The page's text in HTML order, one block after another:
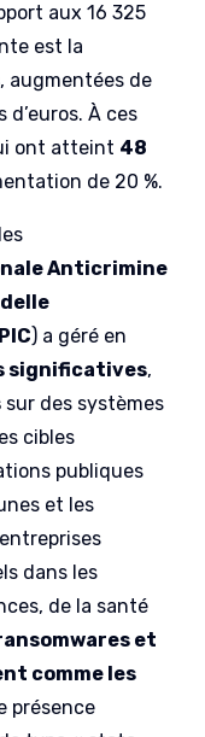
aux 16 325
est la
augmentées de
d’euros. À ces
ont atteint 48
de 20 %.
Anticrimine
) a géré en
significatives,
sur des systèmes
cibles
publiques
et les
dans les
de la santé
et
comme les
présence